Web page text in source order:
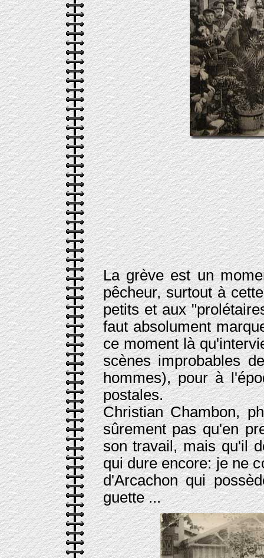
La grève est un
pêcheur, surtout à
petits et aux
faut absolument
ce moment là
scènes improbables
hommes), pour à
postales.
Christian Chambon,
sûrement pas qu'en
son travail, mais qu'il
qui dure encore: je ne
d'Arcachon qui
guette ...